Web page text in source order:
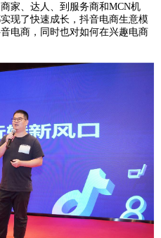
家、达人、到服务商和MCN机
现了快速成长，抖音电商生意模
电商，同时也对如何在兴趣电商